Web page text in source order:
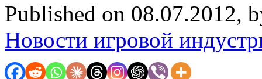
Published on 08.07.2012,
Новости игровой